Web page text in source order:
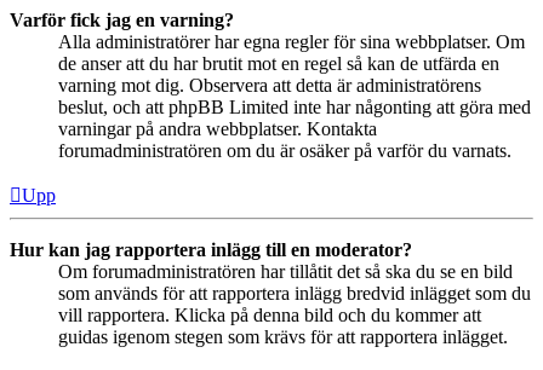
Varför fick jag en varning?
Alla administratörer har egna regler för sina webbplatser. Om
de anser att du har brutit mot en regel så kan de utfärda en
varning mot dig. Observera att detta är administratörens
beslut, och att phpBB Limited inte har någonting att göra med
varningar på andra webbplatser. Kontakta
forumadministratören om du är osäker på varför du varnats.
Upp
Hur kan jag rapportera inlägg till en moderator?
Om forumadministratören har tillåtit det så ska du se en bild
som används för att rapportera inlägg bredvid inlägget som du
vill rapportera. Klicka på denna bild och du kommer att
guidas igenom stegen som krävs för att rapportera inlägget.